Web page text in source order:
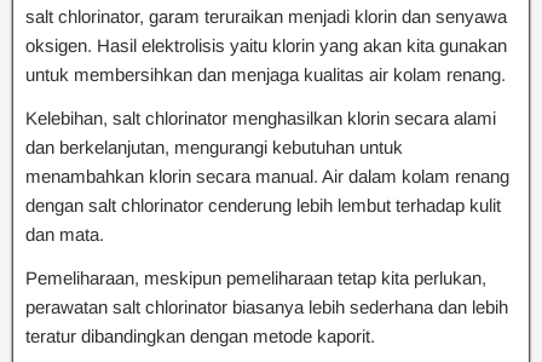
salt chlorinator, garam teruraikan menjadi klorin dan senyawa
oksigen. Hasil elektrolisis yaitu klorin yang akan kita gunakan
untuk membersihkan dan menjaga kualitas air kolam renang.
Kelebihan, salt chlorinator menghasilkan klorin secara alami
dan berkelanjutan, mengurangi kebutuhan untuk
menambahkan klorin secara manual. Air dalam kolam renang
dengan salt chlorinator cenderung lebih lembut terhadap kulit
dan mata.
Pemeliharaan, meskipun pemeliharaan tetap kita perlukan,
perawatan salt chlorinator biasanya lebih sederhana dan lebih
teratur dibandingkan dengan metode kaporit.